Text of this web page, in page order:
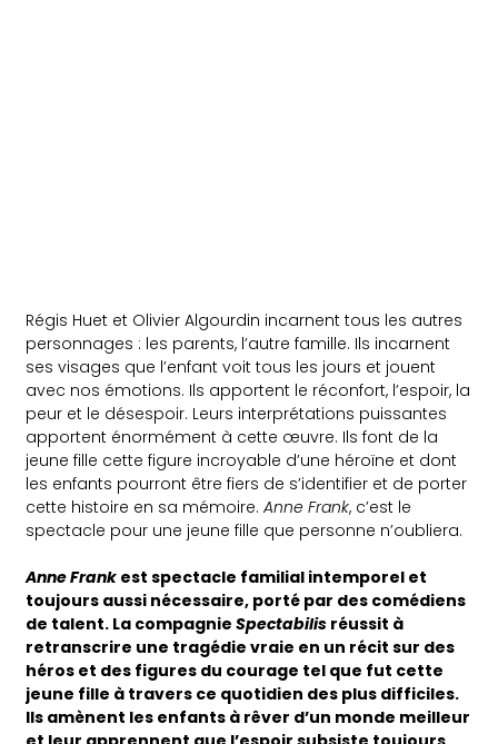
Régis Huet et Olivier Algourdin incarnent tous les autres
personnages : les parents, l’autre famille. Ils incarnent
ses visages que l’enfant voit tous les jours et jouent
avec nos émotions. Ils apportent le réconfort, l’espoir, la
peur et le désespoir. Leurs interprétations puissantes
apportent énormément à cette œuvre. Ils font de la
jeune fille cette figure incroyable d’une héroïne et dont
les enfants pourront être fiers de s’identifier et de porter
cette histoire en sa mémoire.Anne Frank, c’est le
spectacle pour une jeune fille que personne n’oubliera.
Anne Frank est spectacle familial intemporel et
toujours aussi nécessaire, porté par des comédiens
de talent. La compagnieSpectabilis réussit à
retranscrire une tragédie vraie en un récit sur des
héros et des figures du courage tel que fut cette
jeune fille à travers ce quotidien des plus difficiles.
Ils amènent les enfants à rêver d’un monde meilleur